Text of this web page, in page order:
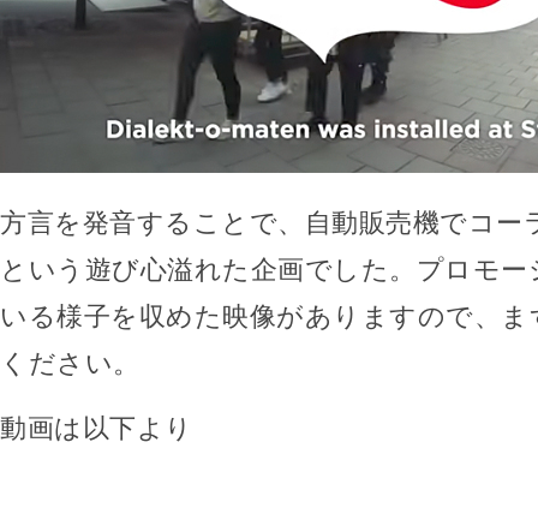
方言を発音することで、自動販売機でコー
という遊び心溢れた企画でした。プロモ
いる様子を収めた映像がありますので、
ください。
動画は以下より